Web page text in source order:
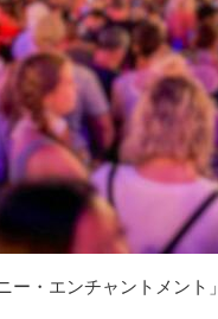
・エンチャントメント」